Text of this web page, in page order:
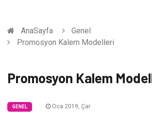
AnaSayfa
Genel
Promosyon Kalem Modelleri
Promosyon Kalem
GENEL Oca 2019, Çar